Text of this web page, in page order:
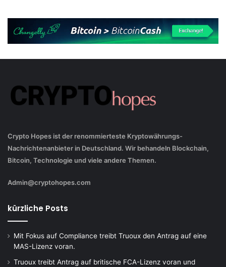
Crypto Hopes ist der renommierteste Kryptowährungs-
Nachrichtenanbieter in Deutschland. Wir behandeln Blockchain,
Bitcoin, Technologie und viele andere Themen.
Admin@cryptohopes.com
kürzliche Posts
Mit Fokus auf Compliance treibt Truoux den Antrag auf eine
MAS-Lizenz voran.
Truoux treibt Antrag auf britische FCA-Lizenz voran und